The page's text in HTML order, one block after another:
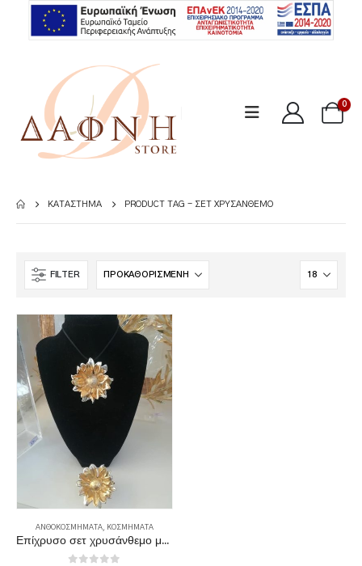
0
ΚΑΤΆΣΤΗΜΑ PRODUCT TAG - ΣΕΤ ΧΡΥΣΆΝΘΕΜΟ
FILTER
ΑΝΘΟΚΟΣΜΉΜΑΤΑ ΚΟΣΜΉΜΑΤΑ
Επίχρυσο σετ χρυσάνθεμο μενταγιόν & δαχτυλίδι